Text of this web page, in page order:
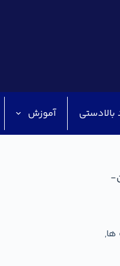
بالادستی آموزش
ها,